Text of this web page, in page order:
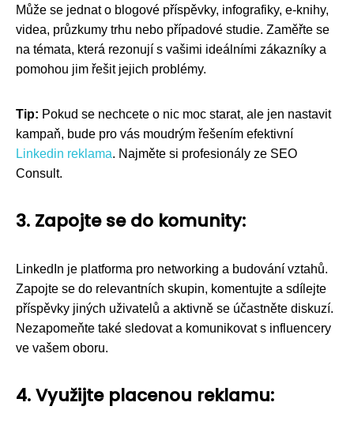
Může se jednat o blogové příspěvky, infografiky, e-knihy,
videa, průzkumy trhu nebo případové studie. Zaměřte se
na témata, která rezonují s vašimi ideálními zákazníky a
pomohou jim řešit jejich problémy.
Tip: Pokud se nechcete o nic moc starat, ale jen nastavit
kampaň, bude pro vás moudrým řešením efektivní
Linkedin reklama. Najměte si profesionály ze SEO
Consult.
3. Zapojte se do komunity:
LinkedIn je platforma pro networking a budování vztahů.
Zapojte se do relevantních skupin, komentujte a sdílejte
příspěvky jiných uživatelů a aktivně se účastněte diskuzí.
Nezapomeňte také sledovat a komunikovat s influencery
ve vašem oboru.
4. Využijte placenou reklamu: